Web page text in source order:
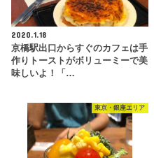
2020.1.18
京橋駅出口からすぐのカフェは手
作りトーストがボリューミーで美
味しいよ！「…
東京・銀座エリア